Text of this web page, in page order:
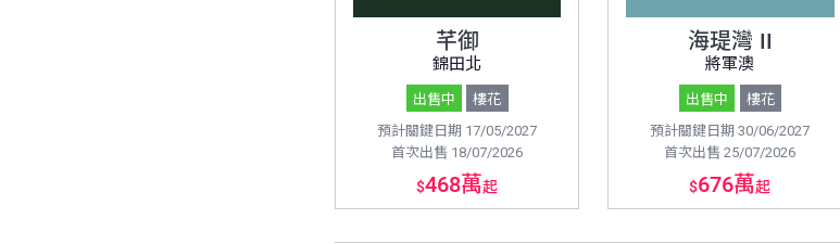
芊御
錦田北
出售中
樓花
預計關鍵日期 17/05/2027
首次出售 18/07/2026
$468萬起
海瑅灣 II
將軍澳
出售中
樓花
預計關鍵日期 30/06/2027
首次出售 25/07/2026
$676萬起